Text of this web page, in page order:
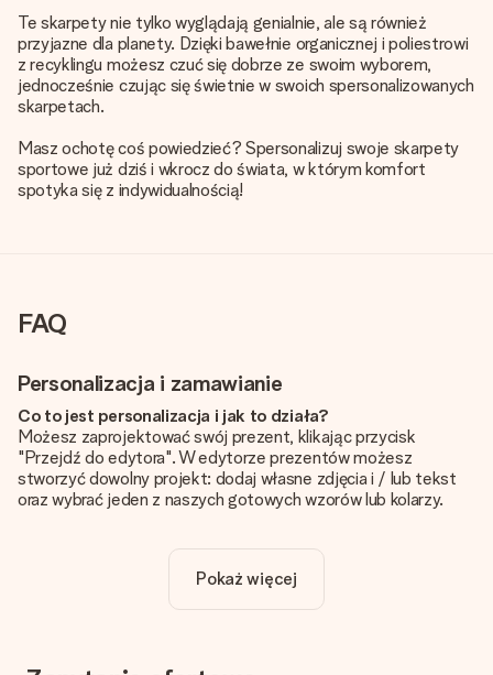
Te skarpety nie tylko wyglądają genialnie, ale są również
przyjazne dla planety. Dzięki bawełnie organicznej i poliestrowi
z recyklingu możesz czuć się dobrze ze swoim wyborem,
jednocześnie czując się świetnie w swoich spersonalizowanych
skarpetach.
Masz ochotę coś powiedzieć? Spersonalizuj swoje skarpety
sportowe już dziś i wkrocz do świata, w którym komfort
spotyka się z indywidualnością!
FAQ
Personalizacja i zamawianie
Co to jest personalizacja i jak to działa?
Możesz zaprojektować swój prezent, klikając przycisk
"Przejdź do edytora". W edytorze prezentów możesz
stworzyć dowolny projekt: dodaj własne zdjęcia i / lub tekst
oraz wybrać jeden z naszych gotowych wzorów lub kolarzy.
Cena podana na stronie internetowej obejmuje personalizację
Twojego prezentu - ilość zdjęć lub tekstów nie wpływa na
jakość?
Pokaż więcej